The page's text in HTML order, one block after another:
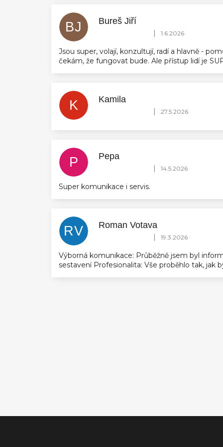
BJ Bureš Jiří
Hodnocení obchodu je 5 z 5
| 1.6.2026
Jsou super, volají, konzultují, radí a hlavně -
čekám, že fungovat bude. Ale přístup lidí je
K Kamila
Hodnocení obchodu je 5 z 5
| 27.5.2026
P Pepa
Hodnocení obchodu je 5 z 5
| 14.5.2026
Super komunikace i servis.
RV Roman Votava
Hodnocení obchodu je 5 z 5
| 19.3.2026
Výborná komunikace: Průběžně jsem byl
sestavení Profesionalita: Vše proběhlo tak, jak
a